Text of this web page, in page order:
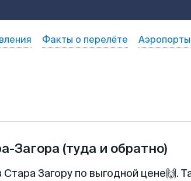
Факты о перелёте Аэропорты
Загора (туда и обратно)
Загору по выгодной цене🙌.